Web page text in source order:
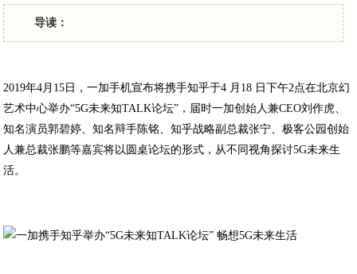
导读：
2019年4月15日，一加手机宣布将携手知乎于4 月18 日下午2点在北京幻
艺术中心举办“5G未来知TALK论坛”，届时一加创始人兼CEO刘作虎、
知名演员郭碧婷、知名辩手陈铭、知乎战略副总裁张宁、极客公园创始
人兼总裁张鹏等嘉宾将以圆桌论坛的形式，从不同视角探讨5G未来生
活。